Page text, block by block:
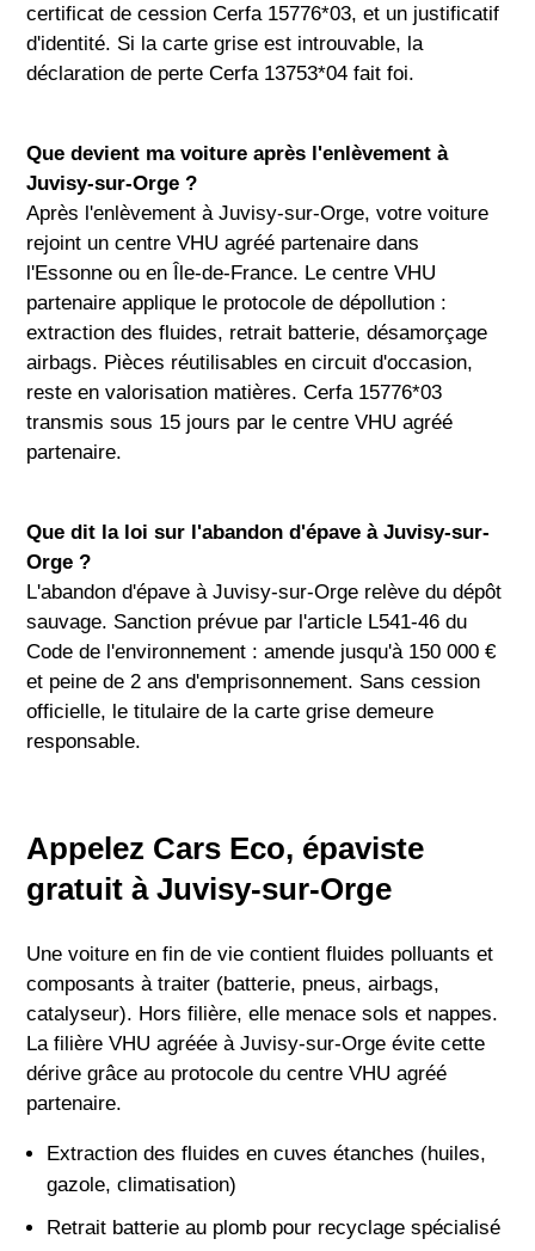
certificat de cession Cerfa 15776*03, et un justificatif
d'identité. Si la carte grise est introuvable, la
déclaration de perte Cerfa 13753*04 fait foi.
Que devient ma voiture après l'enlèvement à
Juvisy-sur-Orge ?
Après l'enlèvement à Juvisy-sur-Orge, votre voiture
rejoint un centre VHU agréé partenaire dans
l'Essonne ou en Île-de-France. Le centre VHU
partenaire applique le protocole de dépollution :
extraction des fluides, retrait batterie, désamorçage
airbags. Pièces réutilisables en circuit d'occasion,
reste en valorisation matières. Cerfa 15776*03
transmis sous 15 jours par le centre VHU agréé
partenaire.
Que dit la loi sur l'abandon d'épave à Juvisy-sur-
Orge ?
L'abandon d'épave à Juvisy-sur-Orge relève du dépôt
sauvage. Sanction prévue par l'article L541-46 du
Code de l'environnement : amende jusqu'à 150 000 €
et peine de 2 ans d'emprisonnement. Sans cession
officielle, le titulaire de la carte grise demeure
responsable.
Appelez Cars Eco, épaviste
gratuit à Juvisy-sur-Orge
Une voiture en fin de vie contient fluides polluants et
composants à traiter (batterie, pneus, airbags,
catalyseur). Hors filière, elle menace sols et nappes.
La filière VHU agréée à Juvisy-sur-Orge évite cette
dérive grâce au protocole du centre VHU agréé
partenaire.
Extraction des fluides en cuves étanches (huiles,
gazole, climatisation)
Retrait batterie au plomb pour recyclage spécialisé